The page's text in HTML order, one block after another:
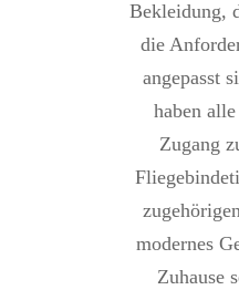
Bekleidung,
die
angepasst
haben
Zugang
modernes
Zuhause